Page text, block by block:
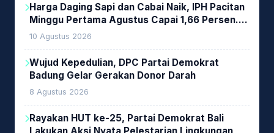
Harga Daging Sapi dan Cabai Naik, IPH Pacitan
Minggu Pertama Agustus Capai 1,66 Persen.
Ini Penjelasan Kabag Ayub
10 Agustus 2026
Wujud Kepedulian, DPC Partai Demokrat
Badung Gelar Gerakan Donor Darah
8 Agustus 2026
Rayakan HUT ke-25, Partai Demokrat Bali
Lakukan Aksi Nyata Pelestarian Lingkungan